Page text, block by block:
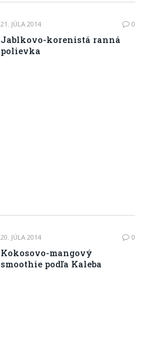
21. JÚLA 2014 0
Jablkovo-korenistá ranná
polievka
20. JÚLA 2014 0
Kokosovo-mangový
smoothie podľa Kaleba